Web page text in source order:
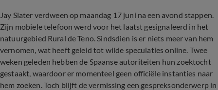
Jay Slater verdween op maandag 17 juni na een avond stappen.
Zijn mobiele telefoon werd voor het laatst gesignaleerd in het
natuurgebied Rural de Teno. Sindsdien is er niets meer van hem
vernomen, wat heeft geleid tot wilde speculaties online. Twee
weken geleden hebben de Spaanse autoriteiten hun zoektocht
gestaakt, waardoor er momenteel geen officiële instanties naar
hem zoeken. Toch blijft de vermissing een gespreksonderwerp in